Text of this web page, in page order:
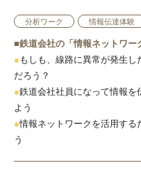
分析ワーク 情報伝達体験
■鉄道会社の「情報ネットワー
●もしも、線路に異常が発生
だろう？
●鉄道会社社員になって情報を
よう
●情報ネットワークを活用する
う